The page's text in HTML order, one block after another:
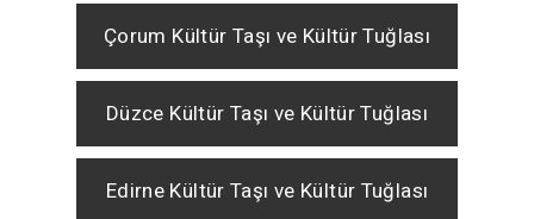
Çorum Kültür Taşı ve Kültür Tuğlası
Düzce Kültür Taşı ve Kültür Tuğlası
Edirne Kültür Taşı ve Kültür Tuğlası